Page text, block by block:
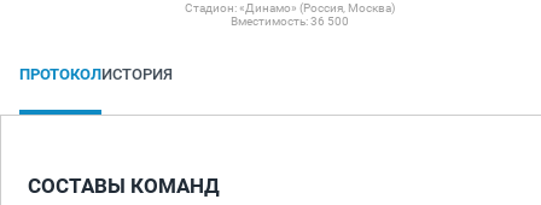
Стадион: «Динамо» (Россия, Москва)
Вместимость: 36 500
ПРОТОКОЛИСТОРИЯ
СОСТАВЫ КОМАНД